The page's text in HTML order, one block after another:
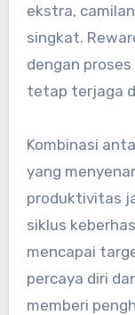
ekstra,
singkat.
dengan
tetap terjaga
Kombinasi
yang
produktivitas
siklus
mencapai
percaya diri
memberi